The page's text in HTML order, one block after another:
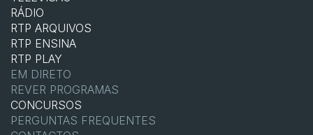
RÁDIO
RTP ARQUIVOS
RTP ENSINA
RTP PLAY
EM DIRETO
REVER PROGRAMAS
CONCURSOS
PERGUNTAS FREQUENTES